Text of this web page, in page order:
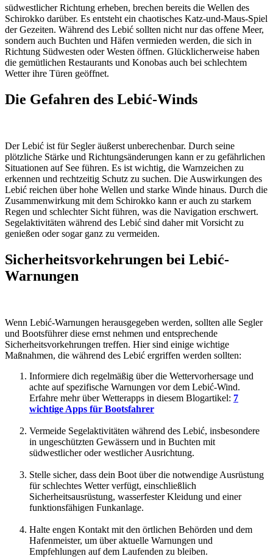
südwestlicher Richtung erheben, brechen bereits die Wellen des
Schirokko darüber. Es entsteht ein chaotisches Katz-und-Maus-Spiel
der Gezeiten. Während des Lebić sollten nicht nur das offene Meer,
sondern auch Buchten und Häfen vermieden werden, die sich in
Richtung Südwesten oder Westen öffnen. Glücklicherweise haben
die gemütlichen Restaurants und Konobas auch bei schlechtem
Wetter ihre Türen geöffnet.
Die Gefahren des Lebić-Winds
Der Lebić ist für Segler äußerst unberechenbar. Durch seine
plötzliche Stärke und Richtungsänderungen kann er zu gefährlichen
Situationen auf See führen. Es ist wichtig, die Warnzeichen zu
erkennen und rechtzeitig Schutz zu suchen. Die Auswirkungen des
Lebić reichen über hohe Wellen und starke Winde hinaus. Durch die
Zusammenwirkung mit dem Schirokko kann er auch zu starkem
Regen und schlechter Sicht führen, was die Navigation erschwert.
Segelaktivitäten während des Lebić sind daher mit Vorsicht zu
genießen oder sogar ganz zu vermeiden.
Sicherheitsvorkehrungen bei Lebić-
Warnungen
Wenn Lebić-Warnungen herausgegeben werden, sollten alle Segler
und Bootsführer diese ernst nehmen und entsprechende
Sicherheitsvorkehrungen treffen. Hier sind einige wichtige
Maßnahmen, die während des Lebić ergriffen werden sollten:
Informiere dich regelmäßig über die Wettervorhersage und
achte auf spezifische Warnungen vor dem Lebić-Wind.
Erfahre mehr über Wetterapps in diesem Blogartikel: 7
wichtige Apps für Bootsfahrer
Vermeide Segelaktivitäten während des Lebić, insbesondere
in ungeschützten Gewässern und in Buchten mit
südwestlicher oder westlicher Ausrichtung.
Stelle sicher, dass dein Boot über die notwendige Ausrüstung
für schlechtes Wetter verfügt, einschließlich
Sicherheitsausrüstung, wasserfester Kleidung und einer
funktionsfähigen Funkanlage.
Halte engen Kontakt mit den örtlichen Behörden und dem
Hafenmeister, um über aktuelle Warnungen und
Empfehlungen auf dem Laufenden zu bleiben.